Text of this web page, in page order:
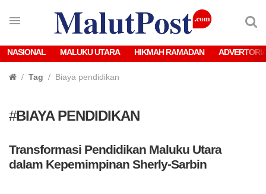
NASIONAL MALUKU UTARA HIKMAH RAMADAN
Tag Biaya pendidikan
#BIAYA PENDIDIKAN
Transformasi Pendidikan Maluku Utara
dalam Kepemimpinan Sherly-Sarbin